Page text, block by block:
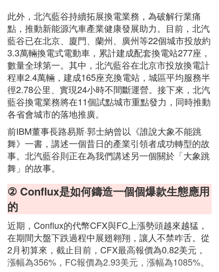
此外，北汽藍谷持續拓展換電業務，為破解行業痛
點，推動新能源汽車產業健康發展助力。目前，北汽
藍谷已在北京、廈門、蘭州、廣州等22個城市投放約
3.3萬輛換電式電動車，累計建成配套換電站277座，
數量全球第一。其中，北汽藍谷在北京市投放換電計
程車2.4萬輛，建成165座充換電站，城區平均服務半
徑2.78公里、實現24小時不間斷運營。接下來，北汽
藍谷換電業務將在11個試點城市重點發力，同時推動
各省會城市的落地推廣。
前IBM董事長路易斯·郭士納曾以《誰說大象不能跳
舞》一書，講述一個昔日的產業引領者成功轉型的故
事。北汽藍谷則正在為我們講述另一個關於「大象跳
舞」的故事。
② Conflux是如何鑄造一個個爆款生態應用
的
近期，Conflux的代幣CFX與FC上漲勢頭越來越猛，
在期間大盤下跌過程中展翅翱翔，讓人不禁咋舌。從
2月初算來，截止目前，CFX最高報價為0.82美元，
漲幅為356%，FC報價為2.93美元，漲幅為1085%。